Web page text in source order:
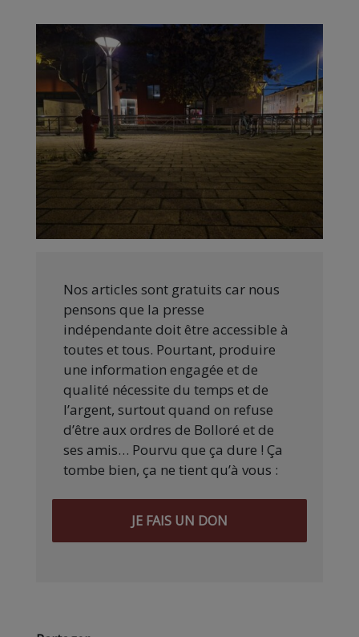
Nos articles sont gratuits car nous
pensons que la presse
indépendante doit être accessible à
toutes et tous. Pourtant, produire
une information engagée et de
qualité nécessite du temps et de
l’argent, surtout quand on refuse
d’être aux ordres de Bolloré et de
ses amis… Pourvu que ça dure ! Ça
tombe bien, ça ne tient qu’à vous :
JE FAIS UN DON